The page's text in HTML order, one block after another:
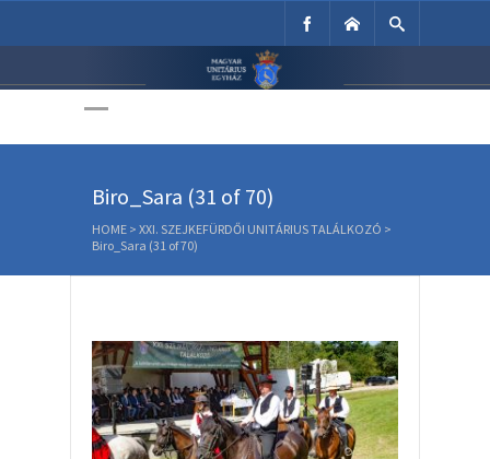
Unitárius Egyház
Biro_Sara (31 of 70)
HOME > XXI. SZEJKEFÜRDŐI UNITÁRIUS TALÁLKOZÓ >
Biro_Sara (31 of 70)